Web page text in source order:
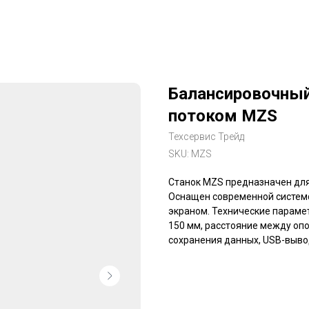
потоком MZS
Техсервис Трейд
SKU: MZS
Станок MZS предназначен
Оснащен современной
экраном. Технические
150 мм, расстояние между
сохранения данных, USB-